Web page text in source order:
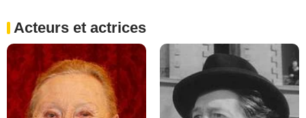
Acteurs et actrices